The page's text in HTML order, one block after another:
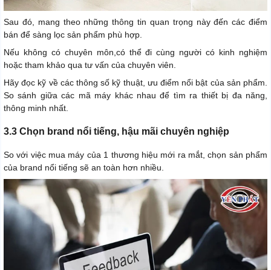
Sau đó, mang theo những thông tin quan trọng này đến các điểm
bán để sàng lọc sản phẩm phù hợp.
Nếu không có chuyên môn,có thể đi cùng người có kinh nghiệm
hoặc tham khảo qua tư vấn của chuyên viên.
Hãy đọc kỹ về các thông số kỹ thuật, ưu điểm nổi bật của sản phẩm.
So sánh giữa các mã máy khác nhau để tìm ra thiết bị đa năng,
thông minh nhất.
3.3 Chọn brand nổi tiếng, hậu mãi chuyên nghiệp
So với việc mua máy của 1 thương hiệu mới ra mắt, chọn sản phẩm
của brand nổi tiếng sẽ an toàn hơn nhiều.